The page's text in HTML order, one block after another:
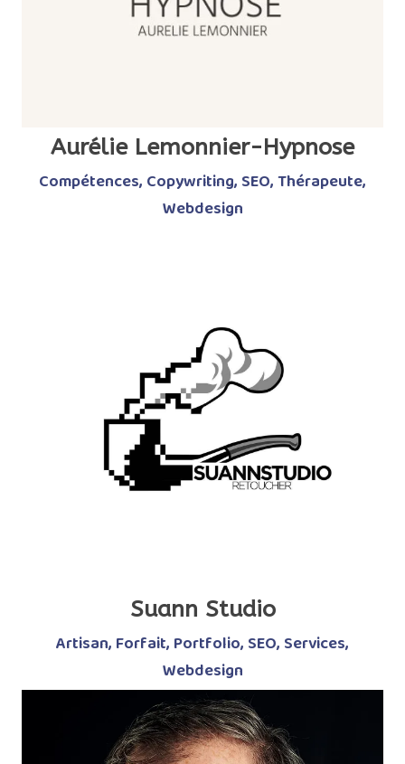
Aurélie Lemonnier-Hypnose
Compétences, Copywriting, SEO,Thérapeute,
Webdesign
Suann Studio
Artisan, Forfait, Portfolio, SEO, Services,
Webdesign